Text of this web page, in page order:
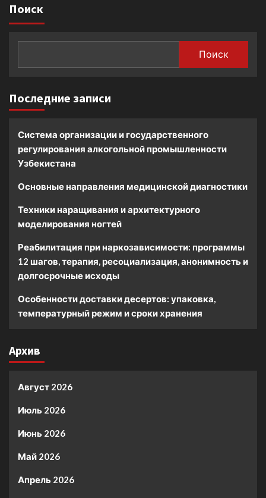
Поиск
Поиск
Последние записи
Система организации и государственного
регулирования алкогольной промышленности
Узбекистана
Основные направления медицинской диагностики
Техники наращивания и архитектурного
моделирования ногтей
Реабилитация при наркозависимости: программы
12 шагов, терапия, ресоциализация, анонимность и
долгосрочные исходы
Особенности доставки десертов: упаковка,
температурный режим и сроки хранения
Архив
Август 2026
Июль 2026
Июнь 2026
Май 2026
Апрель 2026